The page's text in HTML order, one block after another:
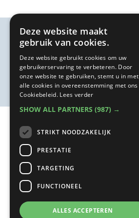
Deze website maakt
gebruik van cookies.
Deze website gebruikt cookies om uw
gebruikerservaring te verbeteren. Door
onze website te gebruiken, stemt u in met
alle cookies in overeenstemming met ons
Cookiebeleid. Lees verder
SHOW ALL PARTNERS (987) →
STRIKT NOODZAKELIJK
PRESTATIE
TARGETING
FUNCTIONEEL
ALLES ACCEPTEREN